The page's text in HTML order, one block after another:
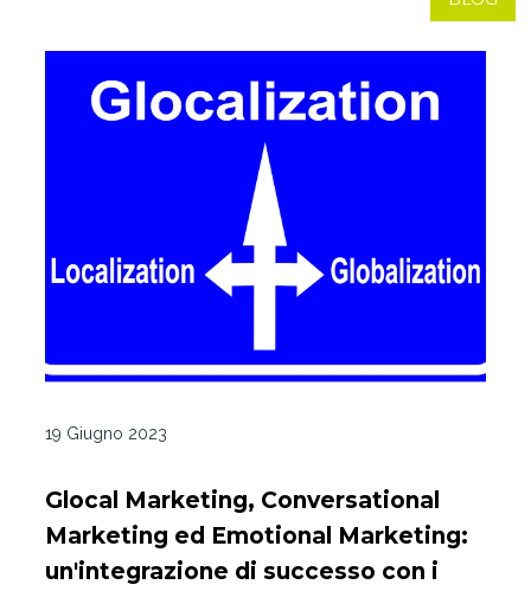
19 Giugno 2023
Glocal Marketing, Conversational
Marketing ed Emotional Marketing:
un'integrazione di successo con i